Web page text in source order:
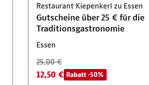
Restaurant Kiepenkerl zu Essen
Gutscheine über 25 € für die
Traditionsgastronomie
Essen
25,00 €
12,50 € Rabatt -50%